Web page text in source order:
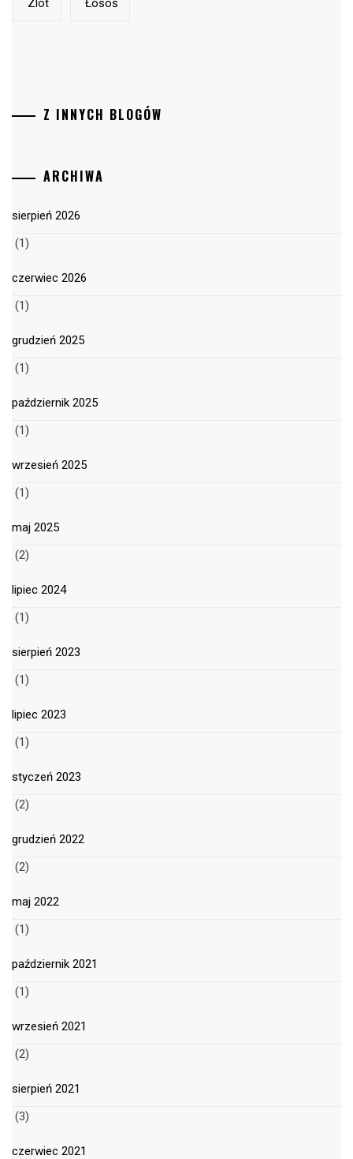
Zlot Łosoś
Z INNYCH BLOGÓW
ARCHIWA
sierpień 2026
(1)
czerwiec 2026
(1)
grudzień 2025
(1)
październik 2025
(1)
wrzesień 2025
(1)
maj 2025
(2)
lipiec 2024
(1)
sierpień 2023
(1)
lipiec 2023
(1)
styczeń 2023
(2)
grudzień 2022
(2)
maj 2022
(1)
październik 2021
(1)
wrzesień 2021
(2)
sierpień 2021
(3)
czerwiec 2021